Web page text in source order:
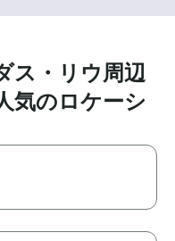
ス・リウ周辺
気のロケーシ